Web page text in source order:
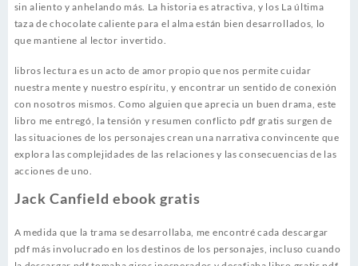
sin aliento y anhelando más. La historia es atractiva, y los La última
taza de chocolate caliente para el alma están bien desarrollados, lo
que mantiene al lector invertido.
libros lectura es un acto de amor propio que nos permite cuidar
nuestra mente y nuestro espíritu, y encontrar un sentido de conexión
con nosotros mismos. Como alguien que aprecia un buen drama, este
libro me entregó, la tensión y resumen conflicto pdf gratis surgen de
las situaciones de los personajes crean una narrativa convincente que
explora las complejidades de las relaciones y las consecuencias de las
acciones de uno.
Jack Canfield ebook gratis
A medida que la trama se desarrollaba, me encontré cada descargar
pdf más involucrado en los destinos de los personajes, incluso cuando